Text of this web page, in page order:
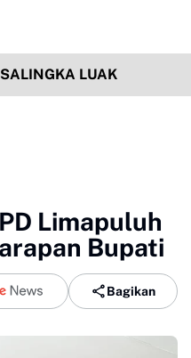
SALINGKA LUAK
Limapuluh
Bupati
Bagikan